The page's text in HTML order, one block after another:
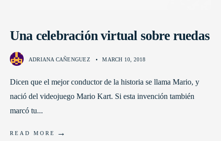
Una celebración virtual sobre ruedas
ADRIANA CAÑENGUEZ • MARCH 10, 2018
Dicen que el mejor conductor de la historia se llama Mario, y
nació del videojuego Mario Kart. Si esta invención también
marcó tu...
READ MORE →